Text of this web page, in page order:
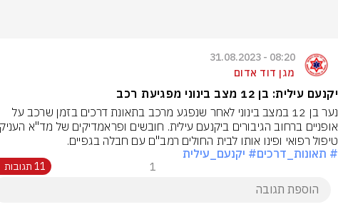
08:20 - 31.08.2023
מגן דוד אדום
יקנעם עילית: בן 12 מצב בינוני מפגיעת רכב
נער בן 12 במצב בינוני לאחר שנפגע מרכב בתאונת דרכים בזמן שרכב על
טיפול רפואי ופינו אותו לבית החולים רמב"ם עם חבלה בגפיים.
# תאונות_דרכים# יקנעם_עילית
1 11 תגובות